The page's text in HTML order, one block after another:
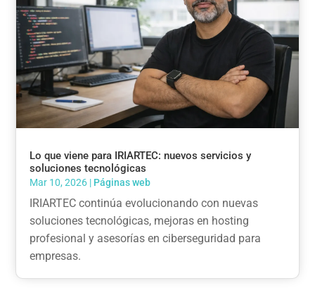
Lo que viene para IRIARTEC: nuevos servicios y
soluciones tecnológicas
Mar 10, 2026 | Páginas web
IRIARTEC continúa evolucionando con nuevas
soluciones tecnológicas, mejoras en hosting
profesional y asesorías en ciberseguridad para
empresas.